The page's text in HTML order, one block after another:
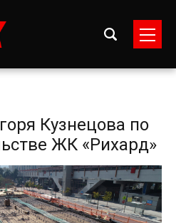
Кузнецова по
ЖК «Рихард»